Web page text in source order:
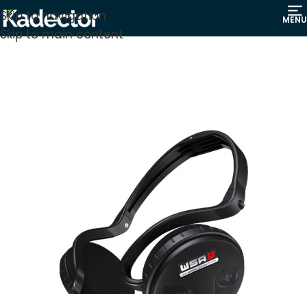
Skip to navigation
Skip to main content
MENU